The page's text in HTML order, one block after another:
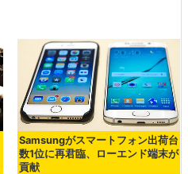
Samsungがスマートフォン出荷台
数1位に再君臨、ローエンド端末が
貢献